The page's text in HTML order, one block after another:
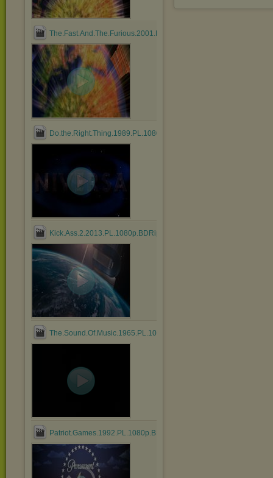
The.Fast.And.The.Furious.2001.PL.1080p.BDRip.DD.5.1.x264.mkv
Do.the.Right.Thing.1989.PL.1080p.BDRip.DD.2.0.x264.mkv
Kick.Ass.2.2013.PL.1080p.BDRip.DD.5.1.x264.mkv
The.Sound.Of.Music.1965.PL.1080p.BDRip.DD.5.1.x264.mkv
Patriot.Games.1992.PL.1080p.BDRip.DD.5.1.x264.mkv